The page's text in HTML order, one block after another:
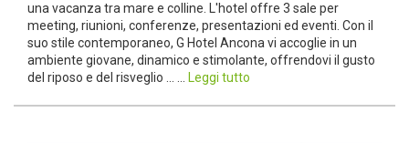
una vacanza tra mare e colline. L'hotel offre 3 sale per
meeting, riunioni, conferenze, presentazioni ed eventi. Con il
suo stile contemporaneo, G Hotel Ancona vi accoglie in un
ambiente giovane, dinamico e stimolante, offrendovi il gusto
del riposo e del risveglio ... ...
Leggi tutto